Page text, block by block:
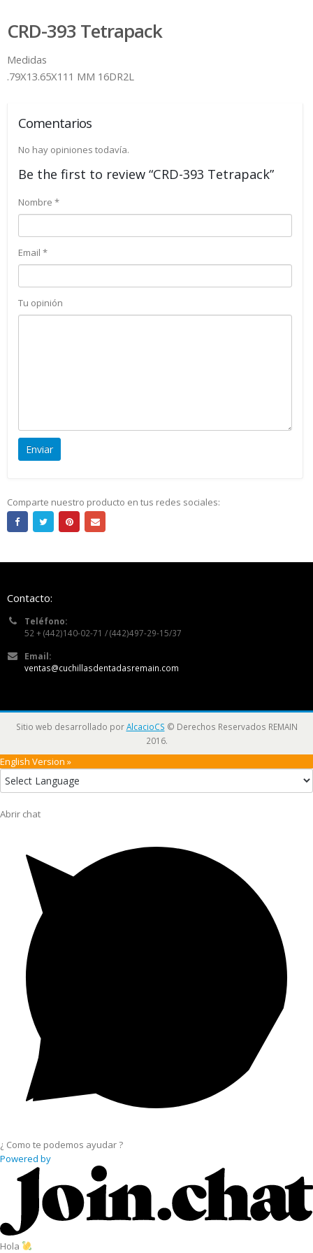
CRD-393 Tetrapack
Medidas
.79X13.65X111 MM 16DR2L
Comentarios
No hay opiniones todavía.
Be the first to review “CRD-393 Tetrapack”
Nombre *
Email *
Tu opinión
Comparte nuestro producto en tus redes sociales:
Contacto:
Teléfono:
52 + (442)140-02-71 / (442)497-29-15/37
Email:
ventas@cuchillasdentadasremain.com
Sitio web desarrollado porAlcacioCS © Derechos Reservados REMAIN
2016.
English Version »
Abrir chat
¿ Como te podemos ayudar ?
Powered by
Hola